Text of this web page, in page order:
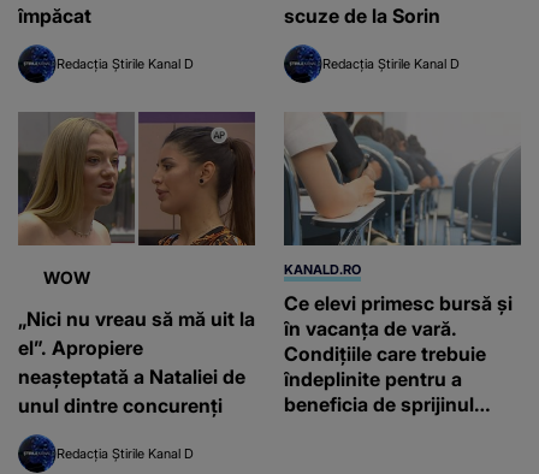
împăcat
Redacția Știrile Kanal D
scuze de la Sorin
Redacția Știrile Kanal D
WOW
„Nici nu vreau să mă uit la
el”. Apropiere
neașteptată a Nataliei de
unul dintre concurenți
Redacția Știrile Kanal D
KANALD.RO
Ce elevi primesc bursă și
în vacanța de vară.
Condițiile care trebuie
îndeplinite pentru a
beneficia de sprijinul